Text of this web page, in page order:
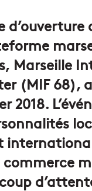
d’ouverture
Marseille
(MIF 68),
2018.
commerce